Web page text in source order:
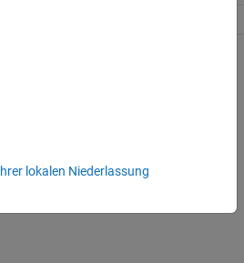
lokalen Niederlassung